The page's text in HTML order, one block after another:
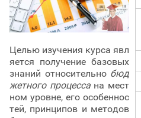
Целью изучения курса явл
яется получение базовых
знаний относительно бюд
жетного процессана мест
ном уровне, его особеннос
тей, принципов и методов